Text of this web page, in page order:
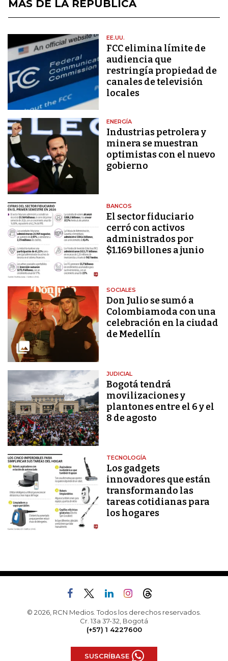
MÁS DE LA REPÚBLICA
EE.UU.
FCC elimina límite de
audiencia que
restringía propiedad de
canales de televisión
locales
ENERGÍA
Industrias petrolera y
minera se muestran
optimistas con el nuevo
gobierno
BANCOS
El sector fiduciario
cerró con activos
administrados por
$1.169 billones a junio
SOCIALES
Don Julio se sumó a
Colombiamoda con una
celebración en la ciudad
de Medellín
JUDICIAL
Bogotá tendrá
movilizaciones y
plantones entre el 6 y el
8 de agosto
TECNOLOGÍA
Los gadgets
innovadores que están
transformando las
tareas cotidianas para
los hogares
© 2026, RCN Medios. Todos los derechos reservados.
Cr. 13a 37-32, Bogotá
(+57) 1 4227600
SUSCRÍBASE